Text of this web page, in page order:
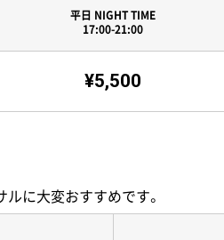
平日 NIGHT TIME
17:00-21:00
¥5,500
に大変おすすめです。